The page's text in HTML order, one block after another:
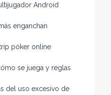
Android
enganchan
póker online
se juega y reglas
del uso excesivo de